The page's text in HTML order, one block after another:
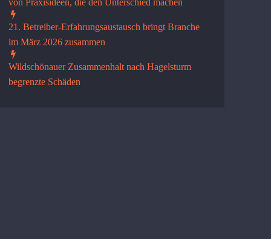
von Praxisideen, die den Unterschied machen
21. Betreiber-Erfahrungsaustausch bringt Branche
im März 2026 zusammen
Wildschönauer Zusammenhalt nach Hagelsturm
begrenzte Schäden